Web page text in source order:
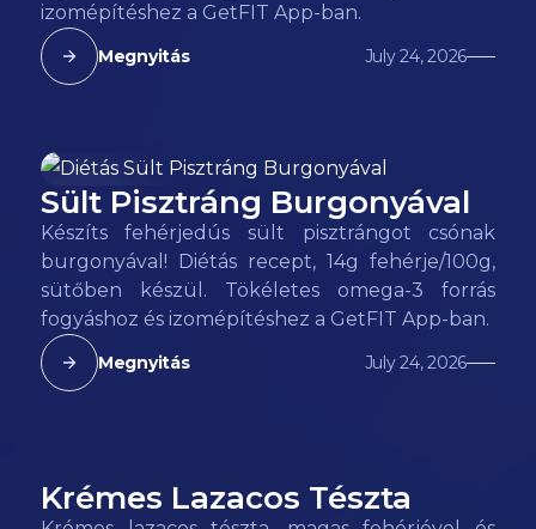
izomépítéshez a GetFIT App-ban.
Megnyitás July 24, 2026
138 kcal
Sült Pisztráng Burgonyával
Készíts fehérjedús sült pisztrángot csónak
burgonyával! Diétás recept, 14g fehérje/100g,
sütőben készül. Tökéletes omega-3 forrás
fogyáshoz és izomépítéshez a GetFIT App-ban.
Megnyitás July 24, 2026
145kcal
Krémes Lazacos Tészta